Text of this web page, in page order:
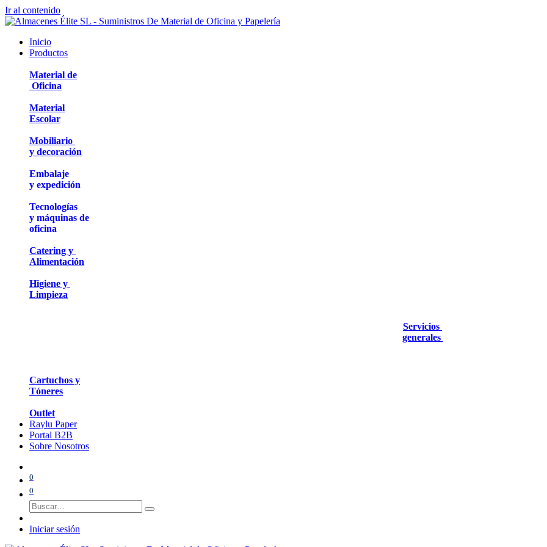
Ir al contenido
Inicio
Productos
Material de
Oficina
Material
Escolar
Mobiliario
y decoración
Embalaje
y expedición
Tecnologías
y máquinas de
oficina
Catering y
Alimentación
Higiene y
Limpieza
Servicios
generales
Cartuchos y
Tóneres
Outlet
Raylu Paper
Portal B2B
Sobre Nosotros
0
0
Iniciar sesión